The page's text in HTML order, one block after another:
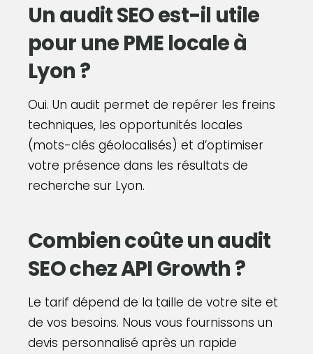
Un audit SEO est-il utile
pour une PME locale à
Lyon ?
Oui. Un audit permet de repérer les freins
techniques, les opportunités locales
(mots-clés géolocalisés) et d’optimiser
votre présence dans les résultats de
recherche sur Lyon.
Combien coûte un audit
SEO chez API Growth ?
Le tarif dépend de la taille de votre site et
de vos besoins. Nous vous fournissons un
devis personnalisé après un rapide